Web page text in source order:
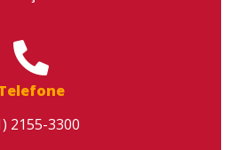
2155-3300
o uso do site, personalizar o